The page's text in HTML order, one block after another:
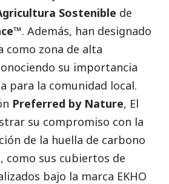
Sostenible de
. Además, han designado
como zona de alta
su importancia
para la comunidad local.
Preferred by Nature, El
su compromiso con la
de la huella de carbono
como sus cubiertos de
bajo la marca EKHO